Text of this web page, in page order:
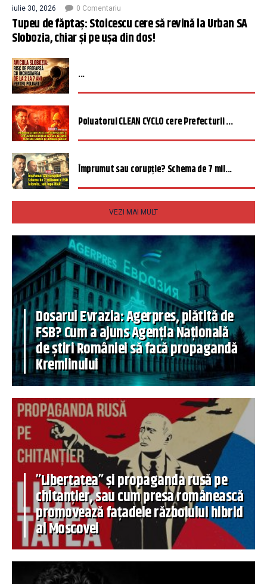
iulie 30, 2026 0 Comentariu
Tupeu de făptaș: Stoicescu cere să revină la Urban SA
Slobozia, chiar și pe ușa din dos!
...
Poluatorul CLEAN CYCLO cere Prefecturii ...
Împrumut sau corupție? Schema de 7 mil...
VEZI MAI MULT
Dosarul Evrazia: Agerpres, plătită de
FSB? Cum a ajuns Agenția Națională
de știri României să facă propagandă
Kremlinului
”Libertatea” și propaganda rusă pe
chitanțier, sau cum presa românească
promovează fațadele războiului hibrid
al Moscovei